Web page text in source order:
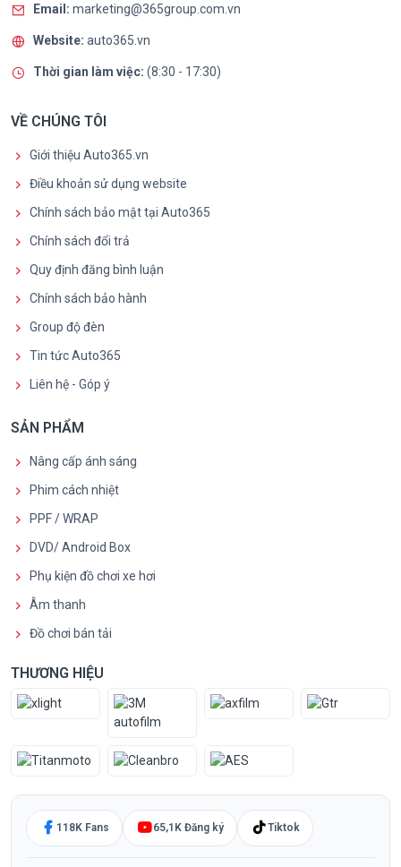
Email: marketing@365group.com.vn
Website: auto365.vn
Thời gian làm việc: (8:30 - 17:30)
VỀ CHÚNG TÔI
Giới thiệu Auto365.vn
Điều khoản sử dụng website
Chính sách bảo mật tại Auto365
Chính sách đổi trả
Quy định đăng bình luận
Chính sách bảo hành
Group độ đèn
Tin tức Auto365
Liên hệ - Góp ý
SẢN PHẨM
Nâng cấp ánh sáng
Phim cách nhiệt
PPF / WRAP
DVD/ Android Box
Phụ kiện đồ chơi xe hơi
Âm thanh
Đồ chơi bán tải
THƯƠNG HIỆU
118K Fans 65,1K Đăng ký Tiktok